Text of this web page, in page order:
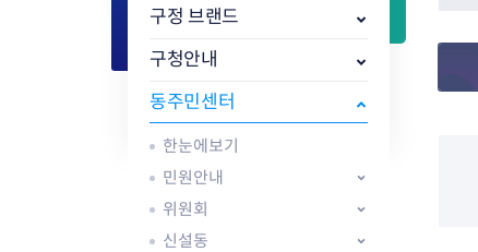
민원편의시책 및 제도
가족관계등록 제신고 후속절차
원스톱 통합안내
행정서비스헌장
어디서나민원
건축
추진현황
자주묻는질문
새소식
고시공고
입법예고
문화행사
강좌교육
채용공고
유관기관소식
공모사업 알림방
출산‧양육‧
동대문구청장직 인수위원회 백
월중주요행사
정책실명제
수상현황
월별행사달력
예산낭비신고
행정구역
꽃의 도시
Walking City
도시브랜드
여성복지관
평생학습관
교육지원센터
구민 아카데미 신청
민방위
원어민 화상영어
동국 천문대
교육경비보조금 지원
구정 브랜드
구청안내
동주민센터
한눈에보기
민원안내
위원회
신설동